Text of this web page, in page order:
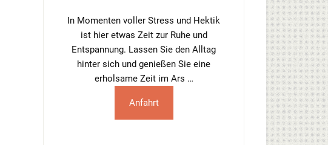
In Momenten voller Stress und Hektik
ist hier etwas Zeit zur Ruhe und
Entspannung. Lassen Sie den Alltag
hinter sich und genießen Sie eine
erholsame Zeit im Ars …
Anfahrt